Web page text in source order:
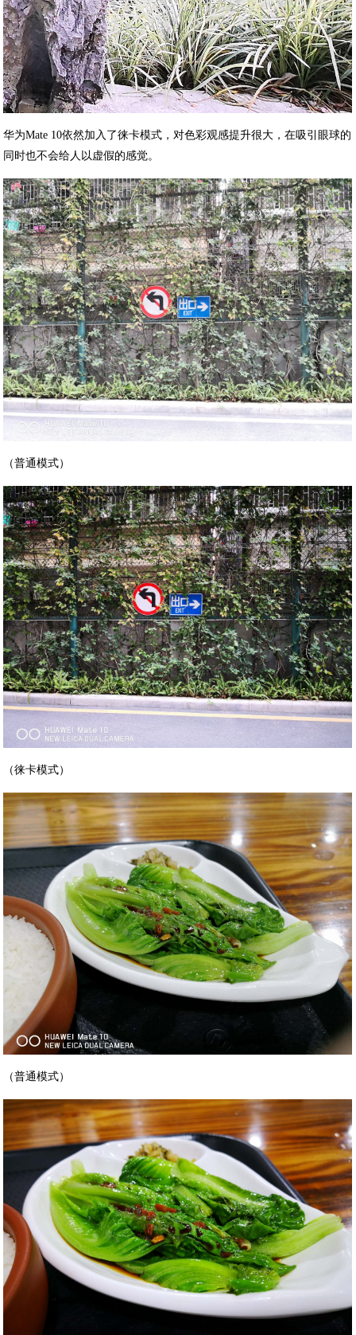
华为Mate 10依然加入了徕卡模式，对色彩观感提升很大，在吸引眼球的
同时也不会给人以虚假的感觉。
（普通模式）
（徕卡模式）
（普通模式）